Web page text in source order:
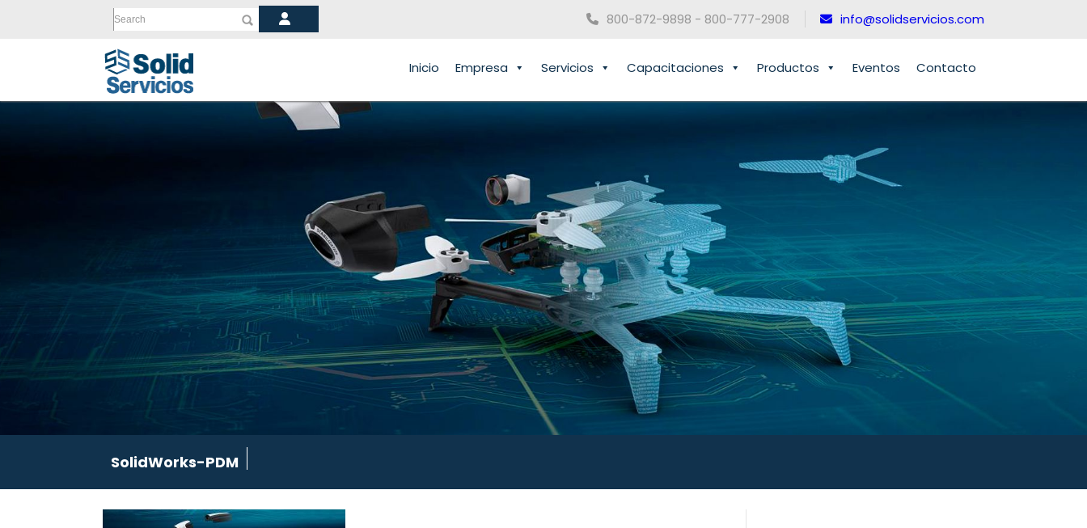
800-872-9898 - 800-777-2908 info@solidservicios.com
Search
Inicio Empresa Servicios Capacitaciones Productos Eventos Contacto
SolidWorks-PDM